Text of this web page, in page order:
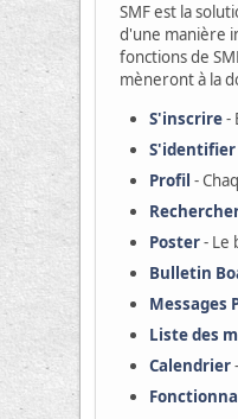
SMF est la
d'une manière
fonctions de
mèneront à la
S'inscrire-
S'identifier
Profil -
Poster- Le
Bulletin
Messages
Liste des
Calendrier